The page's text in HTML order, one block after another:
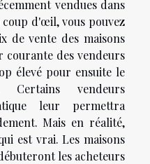
vendues dans
d'œil, vous pouvez
de vente des maisons
courante des vendeurs
élevé pour ensuite le
Certains vendeurs
leur permettra
Mais en réalité,
est vrai. Les maisons
les acheteurs